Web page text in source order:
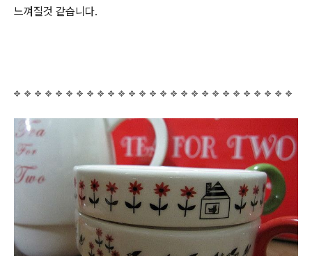
느껴질것 같습니다.